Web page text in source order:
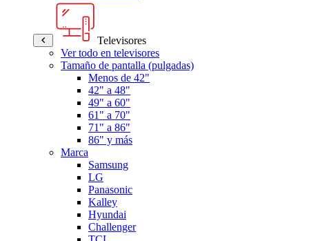
Televisores
Ver todo en televisores
Tamaño de pantalla (pulgadas)
Menos de 42"
42" a 48"
49" a 60"
61" a 70"
71" a 86"
86" y más
Marca
Samsung
LG
Panasonic
Kalley
Hyundai
Challenger